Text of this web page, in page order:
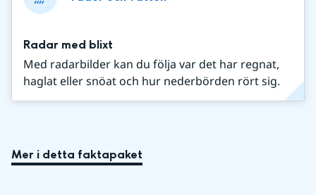
Radar med blixt
Med radarbilder kan du följa var det har regnat,
haglat eller snöat och hur nederbörden rört sig.
Mer i detta faktapaket